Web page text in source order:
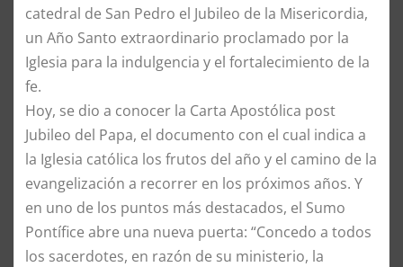
catedral de San Pedro el Jubileo de la Misericordia,
un Año Santo extraordinario proclamado por la
Iglesia para la indulgencia y el fortalecimiento de la
fe.
Hoy, se dio a conocer la Carta Apostólica post
Jubileo del Papa, el documento con el cual indica a
la Iglesia católica los frutos del año y el camino de la
evangelización a recorrer en los próximos años. Y
en uno de los puntos más destacados, el Sumo
Pontífice abre una nueva puerta: “Concedo a todos
los sacerdotes, en razón de su ministerio, la